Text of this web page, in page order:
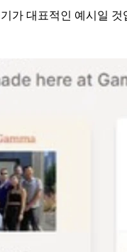
가 대표적인 예시일 것